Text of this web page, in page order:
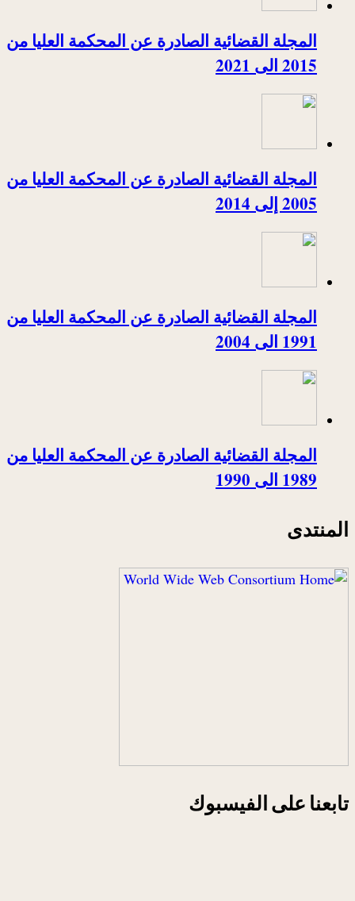
المجلة القضائية الصادرة عن المحكمة العليا من
2015 الى 2021
المجلة القضائية الصادرة عن المحكمة العليا من
2005 إلى 2014
المجلة القضائية الصادرة عن المحكمة العليا من
1991 الى 2004
المجلة القضائية الصادرة عن المحكمة العليا من
1989 الى 1990
المنتدى
تابعنا على الفيسبوك